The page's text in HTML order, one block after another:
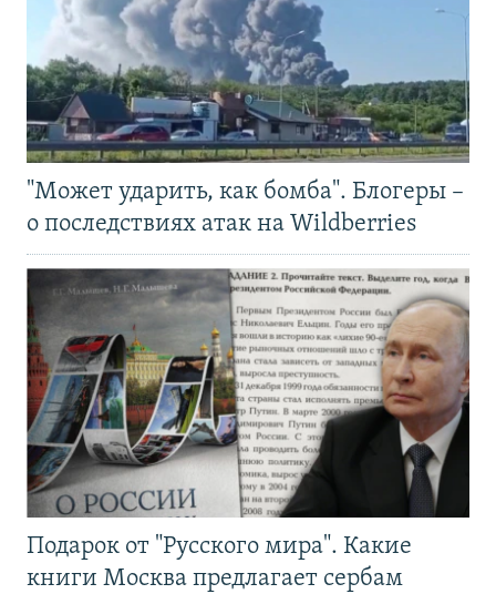
"Может ударить, как бомба". Блогеры –
о последствиях атак на Wildberries
Подарок от "Русского мира". Какие
книги Москва предлагает сербам